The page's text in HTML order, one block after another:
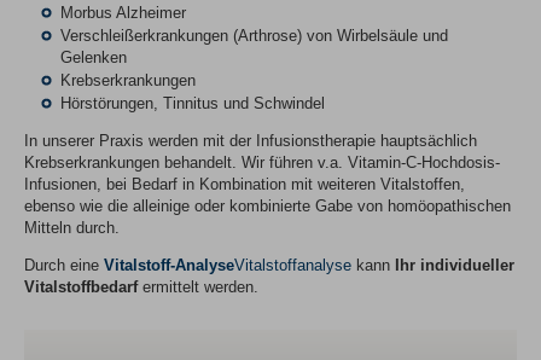
Morbus Alzheimer
Verschleißerkrankungen (Arthrose) von Wirbelsäule und
Gelenken
Krebserkrankungen
Hörstörungen, Tinnitus und Schwindel
In unserer Praxis werden mit der Infusionstherapie hauptsächlich
Krebserkrankungen behandelt. Wir führen v.a. Vitamin-C-Hochdosis-
Infusionen, bei Bedarf in Kombination mit weiteren Vitalstoffen,
ebenso wie die alleinige oder kombinierte Gabe von homöopathischen
Mitteln durch.
Durch eine Vitalstoff-AnalyseVitalstoffanalyse kann
Ihr individueller
Vitalstoffbedarfermittelt werden.